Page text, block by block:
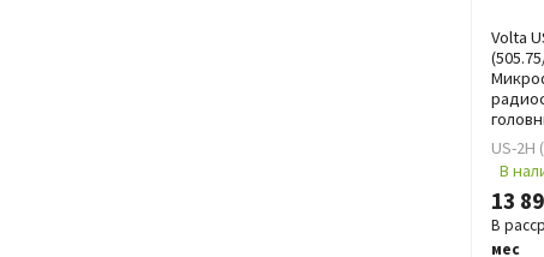
Volta
US-2H
В
13
В
мес